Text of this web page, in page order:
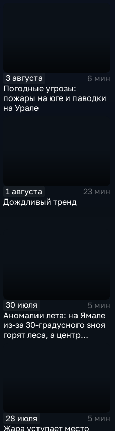
3 августа
6 мин
Погодные угрозы:
пожары на юге и паводки
на Урале
1 августа
23 мин
Дождливый тренд
30 июля
5 мин
Аномалии лета: на Ямале
из-за 30-градусного зноя
горят леса, а центр
28 июля
5 мин
Жара уступает место